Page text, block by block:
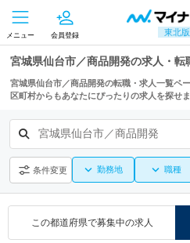
東北版
メニュー 会員登録
宮城県仙台市／商品開発の求人・転
宮城県仙台市／商品開発の転職・求人一覧ペ
区町村からもあなたにぴったりの求人を探せま
宮城県仙台市／商品開発
条件変更 勤務地 職種
この都道府県で募集中の求人